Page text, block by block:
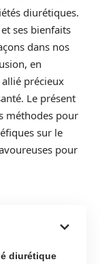
diurétiques.
ses bienfaits
dans nos
en
précieux
Le présent
méthodes pour
sur le
pour
diurétique